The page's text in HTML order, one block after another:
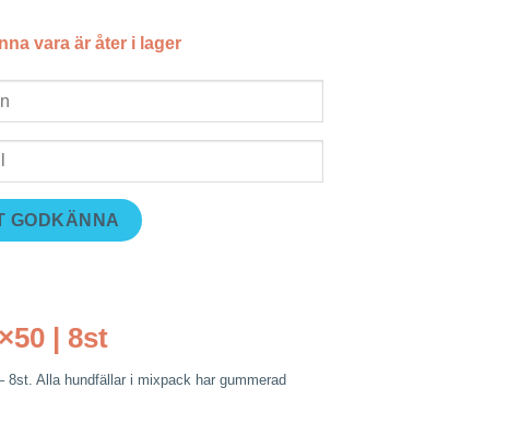
vara är åter i lager
GODKÄNNA
| 8st
Alla hundfällar i mixpack har gummerad